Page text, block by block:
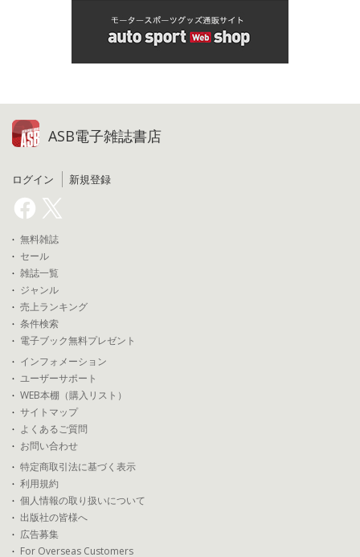
ASB電子雑誌書店
ログイン 新規登録
無料雑誌
セール
雑誌一覧
ジャンル
売上ランキング
条件検索
電子ブック無料プレゼント
インフォメーション
ユーザーサポート
WEB本棚（購入リスト）
サイトマップ
よくあるご質問
お問い合わせ
特定商取引法に基づく表示
利用規約
個人情報の取り扱いについて
出版社の皆様へ
広告募集
For Overseas Customers